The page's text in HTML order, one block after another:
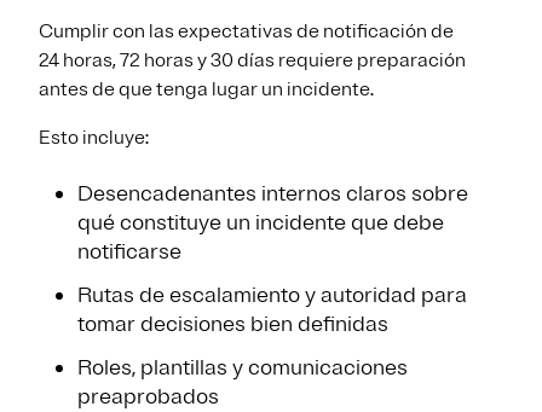
Cumplir con las expectativas de notificación de
24 horas, 72 horas y 30 días requiere preparación
antes de que tenga lugar un incidente.
Esto incluye:
Desencadenantes internos claros sobre
qué constituye un incidente que debe
notificarse
Rutas de escalamiento y autoridad para
tomar decisiones bien definidas
Roles, plantillas y comunicaciones
preaprobados